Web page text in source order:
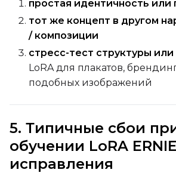
простая идентичность или
тот же концепт в другом
/ композиции
стресс-тест структуры или
LoRA для плакатов,
подобных изображений
5. Типичные сбои
обучении LoRA
исправления